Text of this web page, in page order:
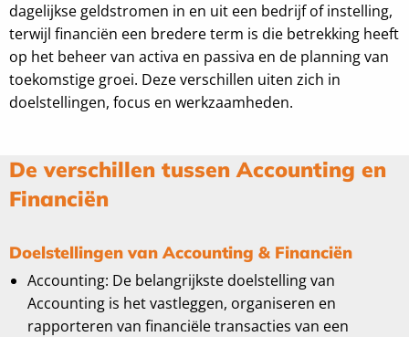
dagelijkse geldstromen in en uit een bedrijf of instelling,
terwijl financiën een bredere term is die betrekking heeft
op het beheer van activa en passiva en de planning van
toekomstige groei. Deze verschillen uiten zich in
doelstellingen, focus en werkzaamheden.
De verschillen tussen Accounting en
Financiën
Doelstellingen van Accounting & Financiën
Accounting: De belangrijkste doelstelling van
Accounting is het vastleggen, organiseren en
rapporteren van financiële transacties van een